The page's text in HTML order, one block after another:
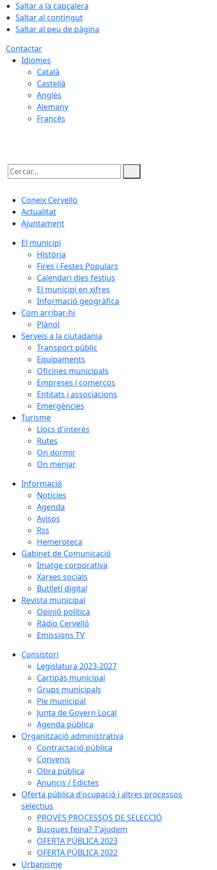
Saltar a la capçalera
Saltar al contingut
Saltar al peu de pàgina
Contactar
Idiomes
Català
Castellà
Anglès
Alemany
Francès
Cercar:
Coneix Cervelló
Actualitat
Ajuntament
El municipi
Història
Fires i Festes Populars
Calendari dies festius
El municipi en xifres
Informació geogràfica
Com arribar-hi
Plànol
Serveis a la ciutadania
Transport públic
Equipaments
Oficines municipals
Empreses i comerços
Entitats i associacions
Emergències
Turisme
Llocs d'interès
Rutes
On dormir
On menjar
Informació
Notícies
Agenda
Avisos
Rss
Hemeroteca
Gabinet de Comunicació
Imatge corporativa
Xarxes socials
Butlletí digital
Revista municipal
Opinió política
Ràdio Cervelló
Emissions TV
Consistori
Legislatura 2023-2027
Cartipàs municipal
Grups municipals
Ple municipal
Junta de Govern Local
Agenda pública
Organització administrativa
Contractació pública
Convenis
Obra pública
Anuncis / Edictes
Oferta pública d'ocupació i altres processos
selectius
PROVES PROCESSOS DE SELECCIÓ
Busques feina? T'ajudem
OFERTA PÚBLICA 2023
OFERTA PÚBLICA 2022
Urbanisme